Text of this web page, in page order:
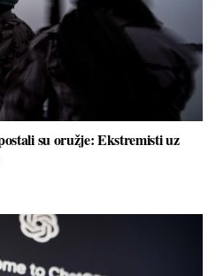
su oružje: Ekstremisti uz